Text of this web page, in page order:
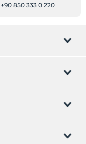
+90 850 333 0 220